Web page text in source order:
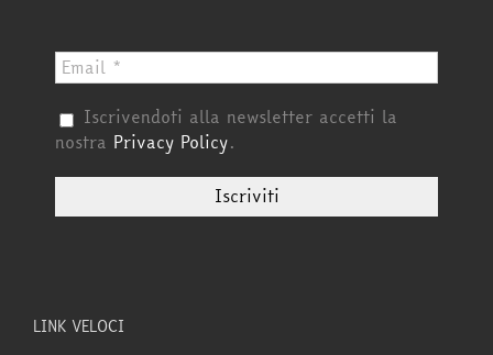
Iscrivendoti alla newsletter accetti la
nostra Privacy Policy.
LINK VELOCI